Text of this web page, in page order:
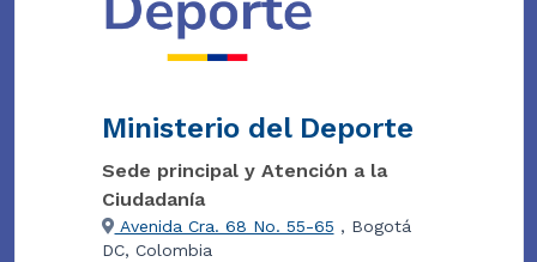
Ministerio del Deporte
Sede principal y Atención a la
Ciudadanía
Avenida Cra. 68 No. 55-65 , Bogotá
DC, Colombia